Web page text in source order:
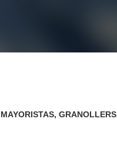
GRANOLLERS